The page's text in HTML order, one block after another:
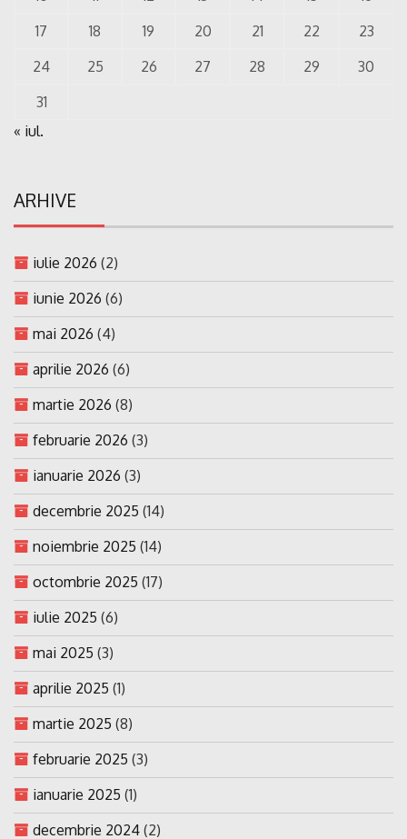
17
18 19 20 21 22
23
24
25 26 27 28 29
30
31
« iul.
ARHIVE
iulie 2026 (2)
iunie 2026 (6)
mai 2026 (4)
aprilie 2026 (6)
martie 2026 (8)
februarie 2026 (3)
ianuarie 2026 (3)
decembrie 2025 (14)
noiembrie 2025 (14)
octombrie 2025 (17)
iulie 2025 (6)
mai 2025 (3)
aprilie 2025 (1)
martie 2025 (8)
februarie 2025 (3)
ianuarie 2025 (1)
decembrie 2024 (2)